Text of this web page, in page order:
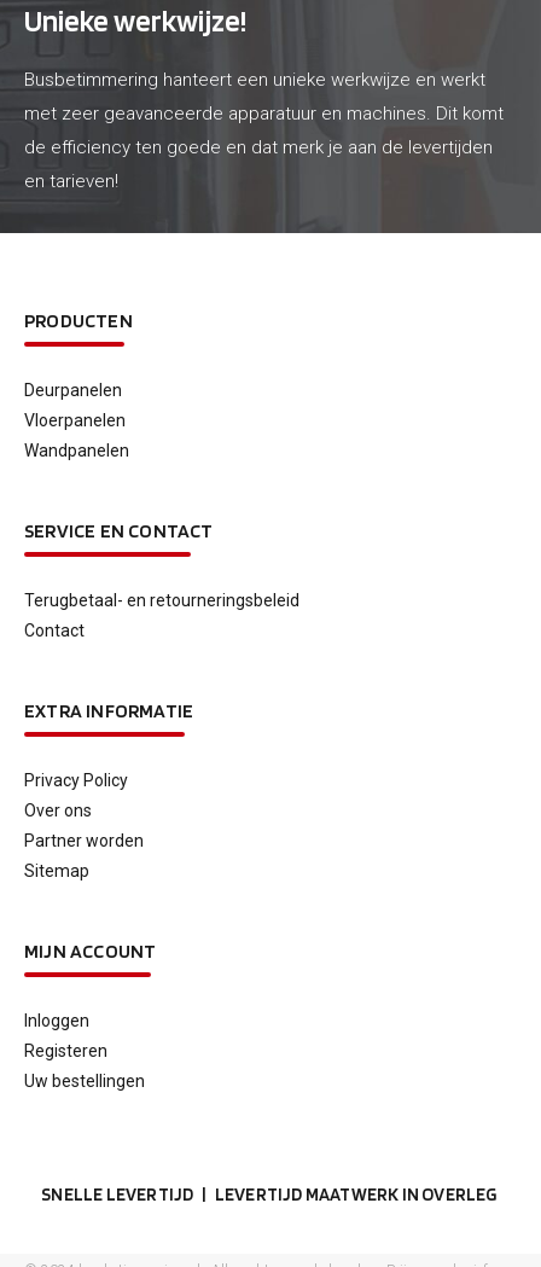
Unieke werkwijze!
Busbetimmering hanteert een unieke werkwijze en werkt
met zeer geavanceerde apparatuur en machines. Dit komt
de efficiency ten goede en dat merk je aan de levertijden
en tarieven!
PRODUCTEN
Deurpanelen
Vloerpanelen
Wandpanelen
SERVICE EN CONTACT
Terugbetaal- en retourneringsbeleid
Contact
EXTRA INFORMATIE
Privacy Policy
Over ons
Partner worden
Sitemap
MIJN ACCOUNT
Inloggen
Registeren
Uw bestellingen
SNELLE LEVERTIJD | LEVERTIJD MAATWERK IN OVERLEG